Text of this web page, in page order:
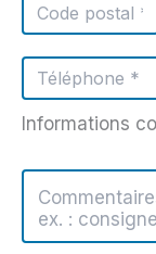
Informations